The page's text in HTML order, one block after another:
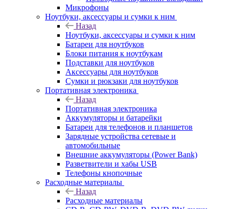
Микрофоны
Ноутбуки, аксессуары и сумки к ним
Назад
Ноутбуки, аксессуары и сумки к ним
Батареи для ноутбуков
Блоки питания к ноутбукам
Подставки для ноутбуков
Аксессуары для ноутбуков
Сумки и рюкзаки для ноутбуков
Портативная электроника
Назад
Портативная электроника
Аккумуляторы и батарейки
Батареи для телефонов и планшетов
Зарядные устройства сетевые и
автомобильные
Внешние аккумуляторы (Power Bank)
Разветвители и хабы USB
Телефоны кнопочные
Расходные материалы
Назад
Расходные материалы